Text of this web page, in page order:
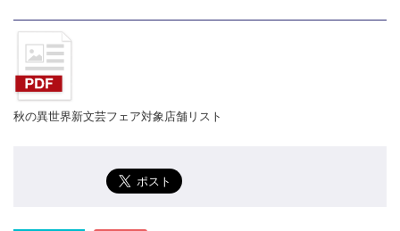
秋の異世界新文芸フェア対象店舗リスト